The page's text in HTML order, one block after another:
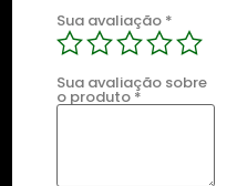
Sua avaliação *
Sua avaliação sobre
o produto *
Detalhes
Comprar